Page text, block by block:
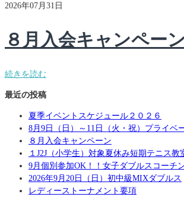
2026年07月31日
８月入会キャンペーン
続きを読む
最近の投稿
夏季イベントスケジュール２０２６
8月9日（日）～11日（火・祝）プライベ
８月入会キャンペーン
１J2J（小学生）対象夏休み短期テニス教
9月個別参加OK！！女子ダブルスコーチ
2026年9月20日（日）初中級MIXダブルス
レディーストーナメント要項